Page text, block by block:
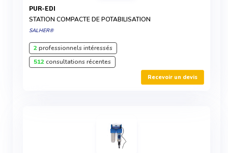
PUR-EDI
STATION COMPACTE DE POTABILISATION
SALHER®
2professionnels intéressés
512consultations récentes
Recevoir un devis